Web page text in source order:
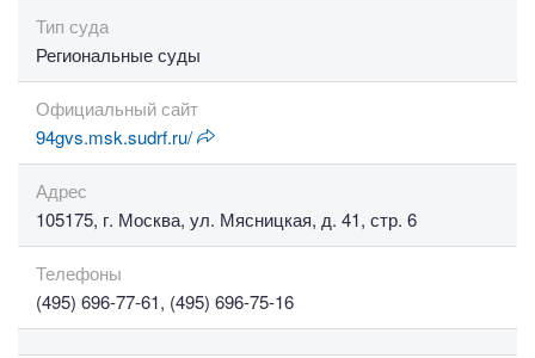
Тип суда
Региональные суды
Официальный сайт
94gvs.msk.sudrf.ru/
Адрес
105175, г. Москва, ул. Мясницкая, д. 41, стр. 6
Телефоны
(495) 696-77-61, (495) 696-75-16